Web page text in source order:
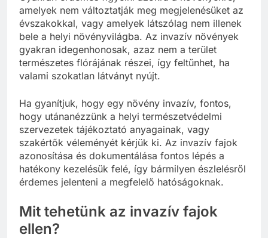
amelyek nem változtatják meg megjelenésüket az
évszakokkal, vagy amelyek látszólag nem illenek
bele a helyi növényvilágba. Az invazív növények
gyakran idegenhonosak, azaz nem a terület
természetes flórájának részei, így feltűnhet, ha
valami szokatlan látványt nyújt.
Ha gyanítjuk, hogy egy növény invazív, fontos,
hogy utánanézzünk a helyi természetvédelmi
szervezetek tájékoztató anyagainak, vagy
szakértők véleményét kérjük ki. Az invazív fajok
azonosítása és dokumentálása fontos lépés a
hatékony kezelésük felé, így bármilyen észlelésről
érdemes jelenteni a megfelelő hatóságoknak.
Mit tehetünk az invazív fajok
ellen?